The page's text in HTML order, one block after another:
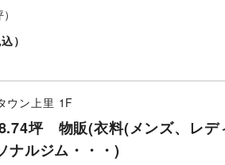
）
ウン上里 1F
坪 物販(衣料(メンズ、レデ
ナルジム・・・)